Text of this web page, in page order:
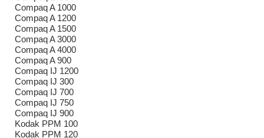
Compaq A 1000
Compaq A 1200
Compaq A 1500
Compaq A 3000
Compaq A 4000
Compaq A 900
Compaq IJ 1200
Compaq IJ 300
Compaq IJ 700
Compaq IJ 750
Compaq IJ 900
Kodak PPM 100
Kodak PPM 120